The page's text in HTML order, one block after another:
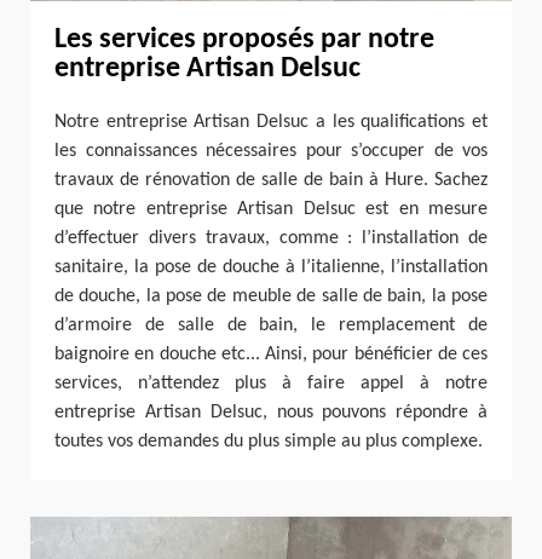
Les services proposés par notre
entreprise Artisan Delsuc
Notre entreprise Artisan Delsuc a les qualifications et
les connaissances nécessaires pour s’occuper de vos
travaux de rénovation de salle de bain à Hure. Sachez
que notre entreprise Artisan Delsuc est en mesure
d’effectuer divers travaux, comme : l’installation de
sanitaire, la pose de douche à l’italienne, l’installation
de douche, la pose de meuble de salle de bain, la pose
d’armoire de salle de bain, le remplacement de
baignoire en douche etc... Ainsi, pour bénéficier de ces
services, n’attendez plus à faire appel à notre
entreprise Artisan Delsuc, nous pouvons répondre à
toutes vos demandes du plus simple au plus complexe.